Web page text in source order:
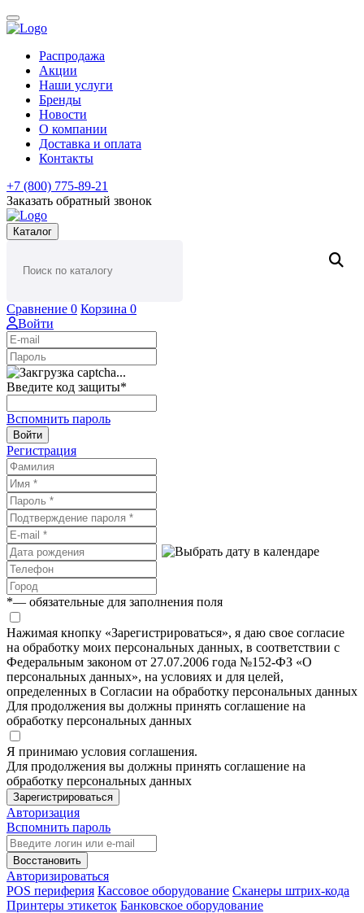
Распродажа
Акции
Наши услуги
Бренды
Новости
О компании
Доставка и оплата
Контакты
+7 (800) 775-89-21
Заказать обратный звонок
Каталог
Сравнение 0 Корзина 0
Войти
Введите код защиты*
Вспомнить пароль
Войти
Регистрация
*— обязательные для заполнения поля
Нажимая кнопку «Зарегистрироваться», я даю свое согласие
на обработку моих персональных данных, в соответствии с
Федеральным законом от 27.07.2006 года №152-ФЗ «О
персональных данных», на условиях и для целей,
определенных в Согласии на обработку персональных данных
Для продолжения вы должны принять соглашение на
обработку персональных данных
Я принимаю условия соглашения.
Для продолжения вы должны принять соглашение на
обработку персональных данных
Зарегистрироваться
Авторизация
Вспомнить пароль
Восстановить
Авторизироваться
POS периферия Кассовое оборудование Сканеры штрих-кода
Принтеры этикеток Банковское оборудование